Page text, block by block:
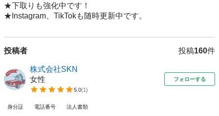
★下取りも強化中です！
★Instagram、TikTokも随時更新中です。
投稿者 投稿160件
株式会社SKN
女性
5.0(1)
フォローする
身分証 電話番号 法人書類